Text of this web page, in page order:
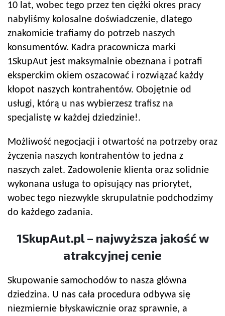
10 lat, wobec tego przez ten ciężki okres pracy
nabyliśmy kolosalne doświadczenie, dlatego
znakomicie trafiamy do potrzeb naszych
konsumentów. Kadra pracownicza marki
1SkupAut jest maksymalnie obeznana i potrafi
eksperckim okiem oszacować i rozwiązać każdy
kłopot naszych kontrahentów. Obojętnie od
usługi, którą u nas wybierzesz trafisz na
specjalistę w każdej dziedzinie!.
Możliwość negocjacji i otwartość na potrzeby oraz
życzenia naszych kontrahentów to jedna z
naszych zalet. Zadowolenie klienta oraz solidnie
wykonana usługa to opisujący nas priorytet,
wobec tego niezwykle skrupulatnie podchodzimy
do każdego zadania.
1SkupAut.pl – najwyższa jakość w
atrakcyjnej cenie
Skupowanie samochodów to nasza główna
dziedzina. U nas cała procedura odbywa się
niezmiernie błyskawicznie oraz sprawnie, a